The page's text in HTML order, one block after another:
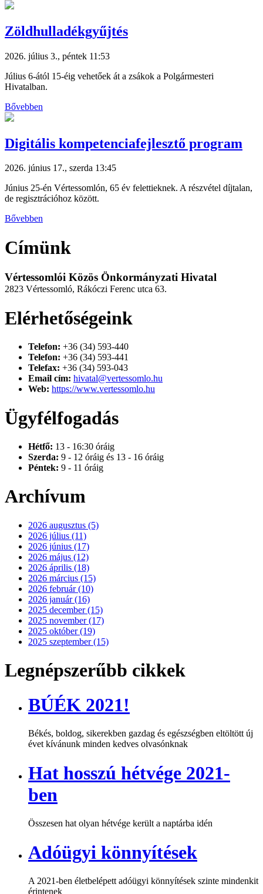
Zöldhulladékgyűjtés
2026. július 3., péntek 11:53
Július 6-ától 15-éig vehetőek át a zsákok a Polgármesteri
Hivatalban.
Bővebben
Digitális kompetenciafejlesztő program
2026. június 17., szerda 13:45
Június 25-én Vértessomlón, 65 év felettieknek. A részvétel díjtalan,
de regisztrációhoz között.
Bővebben
Címünk
Vértessomlói Közös Önkormányzati Hivatal
2823 Vértessomló, Rákóczi Ferenc utca 63.
Elérhetőségeink
Telefon: +36 (34) 593-440
Telefon: +36 (34) 593-441
Telefax: +36 (34) 593-043
Email cím: hivatal@vertessomlo.hu
Web: https://www.vertessomlo.hu
Ügyfélfogadás
Hétfő: 13 - 16:30 óráig
Szerda: 9 - 12 óráig és 13 - 16 óráig
Péntek: 9 - 11 óráig
Archívum
2026 augusztus (5)
2026 július (11)
2026 június (17)
2026 május (12)
2026 április (18)
2026 március (15)
2026 február (10)
2026 január (16)
2025 december (15)
2025 november (17)
2025 október (19)
2025 szeptember (15)
Legnépszerűbb cikkek
BÚÉK 2021!
Békés, boldog, sikerekben gazdag és egészségben eltöltött új
évet kívánunk minden kedves olvasónknak
Hat hosszú hétvége 2021-
ben
Összesen hat olyan hétvége került a naptárba idén
Adóügyi könnyítések
A 2021-ben életbelépett adóügyi könnyítések szinte mindenkit
érintenek